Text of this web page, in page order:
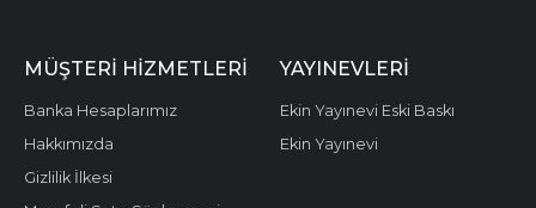
MÜŞTERI HIZMETLERI
Banka Hesaplarımız
Hakkımızda
Gizlilik İlkesi
YAYINEVLERI
Ekin Yayınevi Eski Baskı
Ekin Yayınevi